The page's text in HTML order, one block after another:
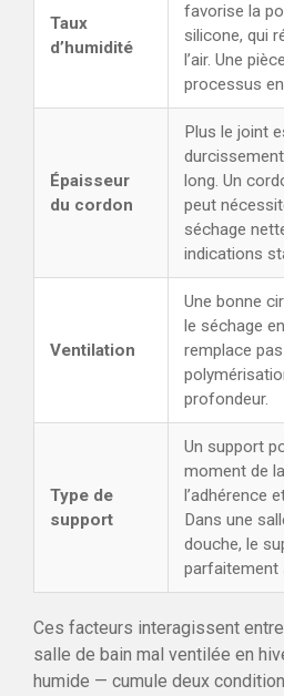
Taux
d’humidité
favorise la
silicone, qui
l’air. Une
processus
Épaisseur
du cordon
Plus le joint
long. Un
peut
séchage
indications
Ventilation
Une bonne
le séchage
remplace
profondeur.
Type de
support
Un support
moment de
l’adhérence
Dans une
douche, le
parfaitement
Ces facteurs interagissent
salle de bain mal ventilée en
humide — cumule deux